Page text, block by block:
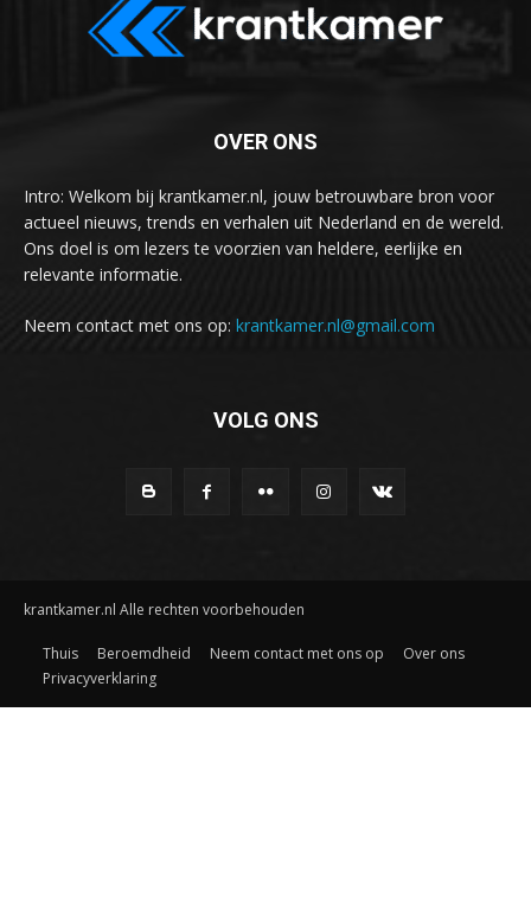
OVER ONS
Intro: Welkom bij krantkamer.nl, jouw betrouwbare bron voor
actueel nieuws, trends en verhalen uit Nederland en de wereld.
Ons doel is om lezers te voorzien van heldere, eerlijke en
relevante informatie.
Neem contact met ons op: krantkamer.nl@gmail.com
VOLG ONS
krantkamer.nl Alle rechten voorbehouden
Thuis Beroemdheid Neem contact met ons op
Over ons
Privacyverklaring